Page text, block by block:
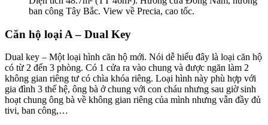
ban công Tây Bắc. View về Precia, cao tốc.
Căn hộ loại A – Dual Key
Dual key – Một loại hình căn hộ mới. Nói dễ hiểu đây là loại căn hộ
có từ 2 đến 3 phòng. Có 1 cửa ra vào chung và được ngăn làm 2
không gian riêng tư có chìa khóa riêng. Loại hình này phù hợp với
gia đình 3 thế hệ, ông bà ở chung với con cháu nhưng sau giờ sinh
hoạt chung ông bà về không gian riêng của mình nhưng vẫn đầy đủ
tivi, ban công,…